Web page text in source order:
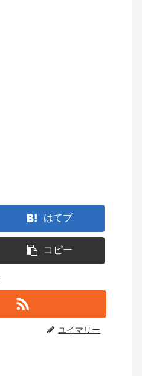
はてブ
コピー
ユイマリー